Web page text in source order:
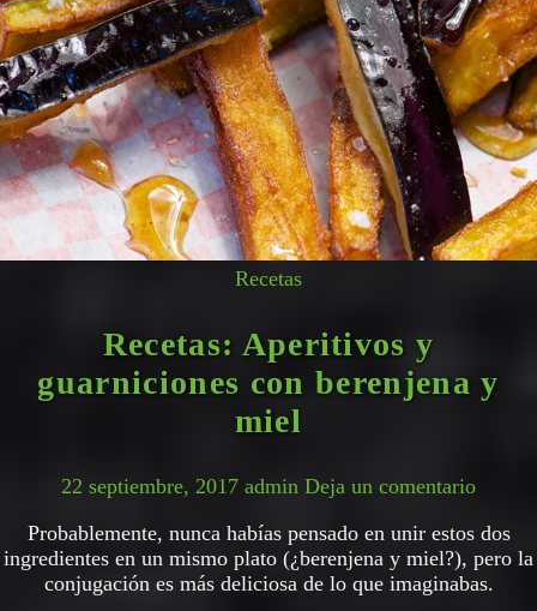
Recetas
Recetas: Aperitivos y
guarniciones con berenjena y
miel
22 septiembre, 2017 admin Deja un comentario
Probablemente, nunca habías pensado en unir estos dos
ingredientes en un mismo plato (¿berenjena y miel?), pero la
conjugación es más deliciosa de lo que imaginabas.